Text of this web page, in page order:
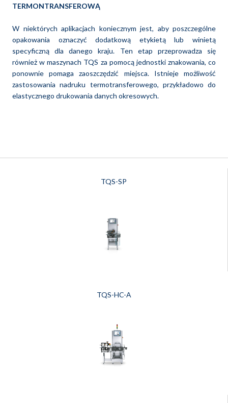
TERMONTRANSFEROWĄ
W niektórych aplikacjach koniecznym jest, aby poszczególne
opakowania oznaczyć dodatkową etykietą lub winietą
specyficzną dla danego kraju. Ten etap przeprowadza się
również w maszynach TQS za pomocą jednostki znakowania, co
ponownie pomaga zaoszczędzić miejsca. Istnieje możliwość
zastosowania nadruku termotransferowego, przykładowo do
elastycznego drukowania danych okresowych.
TQS-SP
TQS-HC-A